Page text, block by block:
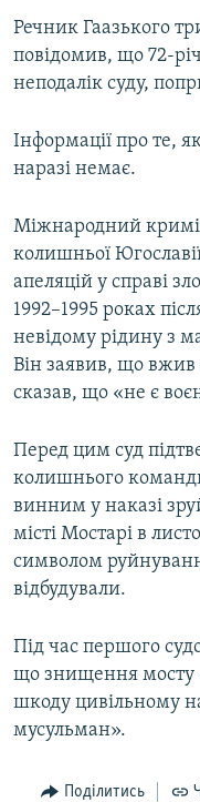
Речник Гаазького
повідомив, що 72-
неподалік суду,
Інформації про те,
наразі немає.
Міжнародний
колишньої
апеляцій у справі
1992–1995 роках
невідому рідину з
Він заявив, що
сказав, що «не є
Перед цим суд
колишнього
винним у наказі
місті Мостарі в
символом
відбудували.
Під час першого
що знищення мосту
шкоду цивільному
мусульман».
Поділитись